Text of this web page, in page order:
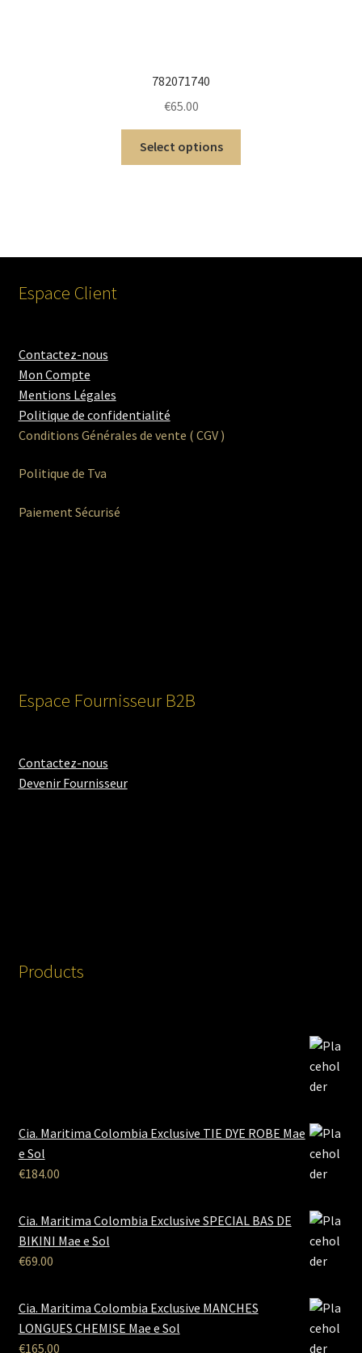
782071740
€65.00
Select options
Espace Client
Contactez-nous
Mon Compte
Mentions Légales
Politique de confidentialité
Conditions Générales de vente ( CGV )
Politique de Tva
Paiement Sécurisé
Espace Fournisseur B2B
Contactez-nous
Devenir Fournisseur
Products
Cia. Maritima Colombia Exclusive TIE DYE ROBE Mae
e Sol
€184.00
Cia. Maritima Colombia Exclusive SPECIAL BAS DE
BIKINI Mae e Sol
€69.00
Cia. Maritima Colombia Exclusive MANCHES
LONGUES CHEMISE Mae e Sol
€165.00